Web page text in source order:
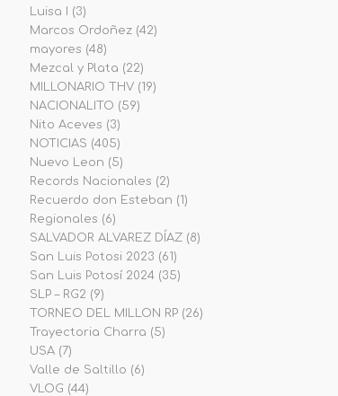
Luisa I
(3)
Marcos Ordoñez (42)
mayores (48)
Mezcal y Plata (22)
MILLONARIO THV (19)
NACIONALITO (59)
Nito Aceves (3)
NOTICIAS (405)
Nuevo Leon (5)
Records Nacionales (2)
Recuerdo don Esteban (1)
Regionales (6)
SALVADOR ALVAREZ DÍAZ (8)
San Luis Potosi 2023 (61)
San Luis Potosí 2024 (35)
SLP – RG2 (9)
TORNEO DEL MILLON RP (26)
Trayectoria Charra (5)
USA (7)
Valle de Saltillo (6)
VLOG (44)